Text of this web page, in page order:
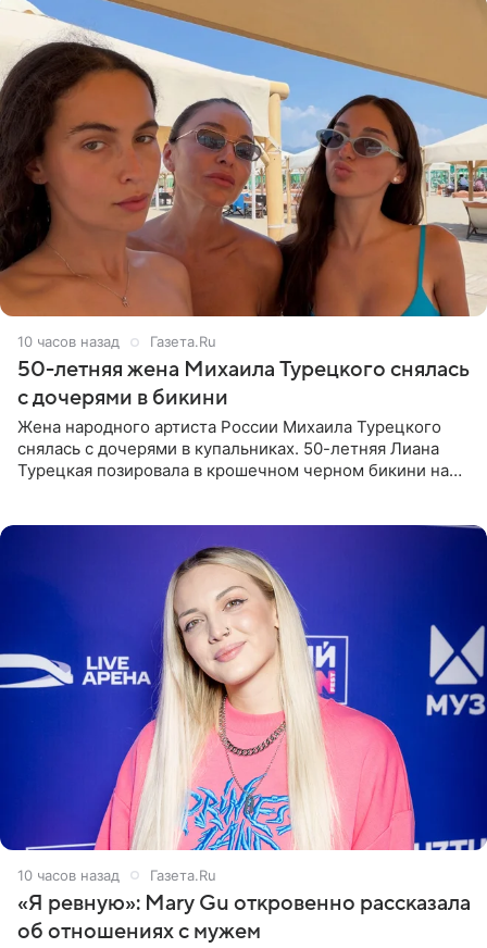
10 часов назад Газета.Ru
50-летняя жена Михаила Турецкого снялась
с дочерями в бикини
Жена народного артиста России Михаила Турецкого
снялась с дочерями в купальниках. 50-летняя Лиана
Турецкая позировала в крошечном черном бикини на
10 часов назад Газета.Ru
«Я ревную»: Mary Gu откровенно рассказала
об отношениях с мужем